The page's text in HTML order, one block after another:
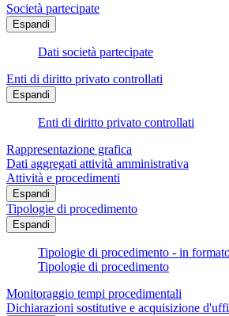
Società partecipate
Espandi
Dati società partecipate
Enti di diritto privato controllati
Espandi
Enti di diritto privato controllati
Rappresentazione grafica
Dati aggregati attività amministrativa
Attività e procedimenti
Espandi
Tipologie di procedimento
Espandi
Tipologie di procedimento - in
Tipologie di procedimento
Monitoraggio tempi procedimentali
Dichiarazioni sostitutive e acquisizione